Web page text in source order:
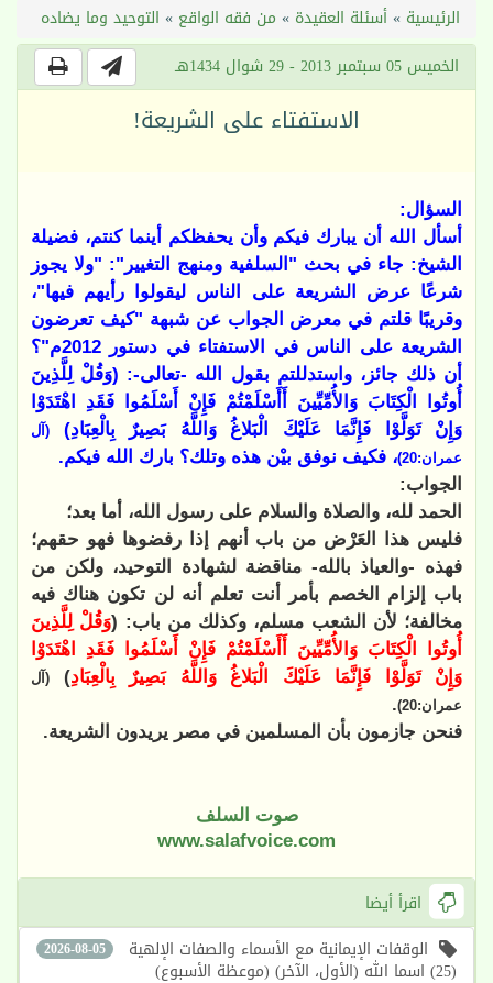
الرئيسية »أسئلة العقيدة » من فقه الواقع » التوحيد وما يضاده
الخميس 05 سبتمبر 2013 - 29 شوال 1434هـ
الاستفتاء على الشريعة!
السؤال:
أسأل الله أن يبارك فيكم وأن يحفظكم أينما كنتم، فضيلة
الشيخ: جاء في بحث "السلفية ومنهج التغيير": "ولا يجوز
شرعًا عرض الشريعة على الناس ليقولوا رأيهم فيها"،
وقريبًا قلتم في معرض الجواب عن شبهة "كيف تعرضون
الشريعة على الناس في الاستفتاء في دستور 2012م"؟
أن ذلك جائز، واستدللتم بقول الله -تعالى-: (وَقُلْ لِلَّذِينَ
أُوتُوا الْكِتَابَ وَالأُمِّيِّينَ أَأَسْلَمْتُمْ فَإِنْ أَسْلَمُوا فَقَدِ اهْتَدَوْا
وَإِنْ تَوَلَّوْا فَإِنَّمَا عَلَيْكَ الْبَلاغُ وَاللَّهُ بَصِيرٌ بِالْعِبَادِ)
(آل
عمران:20)
، فكيف نوفق بيْن هذه وتلك؟ بارك الله فيكم.
الجواب:
الحمد لله، والصلاة والسلام على رسول الله، أما بعد؛
فليس هذا العَرْض من باب أنهم إذا رفضوها فهو حقهم؛
فهذه -والعياذ بالله- مناقضة لشهادة التوحيد، ولكن من
باب إلزام الخصم بأمر أنت تعلم أنه لن تكون هناك فيه
مخالفة؛ لأن الشعب مسلم، وكذلك من باب: (وَقُلْ لِلَّذِينَ
أُوتُوا الْكِتَابَ وَالأُمِّيِّينَ أَأَسْلَمْتُمْ فَإِنْ أَسْلَمُوا فَقَدِ اهْتَدَوْا
وَإِنْ تَوَلَّوْا فَإِنَّمَا عَلَيْكَ الْبَلاغُ وَاللَّهُ بَصِيرٌ بِالْعِبَادِ)
(آل
عمران:20)
.
فنحن جازمون بأن المسلمين في مصر يريدون الشريعة.
صوت السلف
www.salafvoice.com
اقرأ أيضا
2026-08-05 الوقفات الإيمانية مع الأسماء والصفات الإلهية
(25) اسما الله (الأول، الآخر) (موعظة الأسبوع)